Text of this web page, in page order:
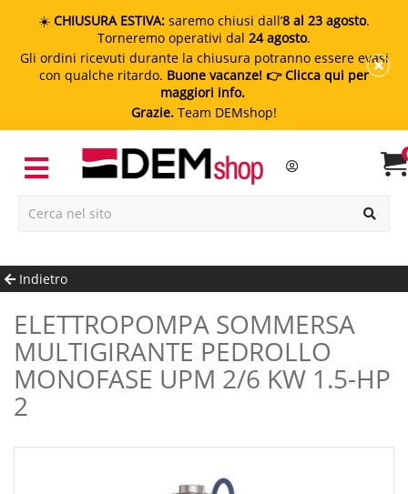
☀️ CHIUSURA ESTIVA: saremo chiusi dall’8 al 23 agosto.
Torneremo operativi dal 24 agosto.
Gli ordini ricevuti durante la chiusura potranno essere evasi
con qualche ritardo. Buone vacanze! 👉 Clicca qui per
maggiori info.
Grazie. Team DEMshop!
Indietro
ELETTROPOMPA SOMMERSA
MULTIGIRANTE PEDROLLO
MONOFASE UPM 2/6 KW 1.5-HP
2